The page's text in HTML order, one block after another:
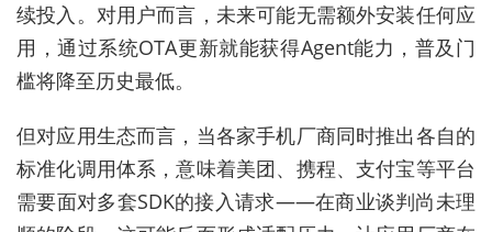
续投入。对用户而言，未来可能无需额外安装任何应
用，通过系统OTA更新就能获得Agent能力，普及门
槛将降至历史最低。
但对应用生态而言，当各家手机厂商同时推出各自的
标准化调用体系，意味着美团、携程、支付宝等平台
需要面对多套SDK的接入请求——在商业谈判尚未理